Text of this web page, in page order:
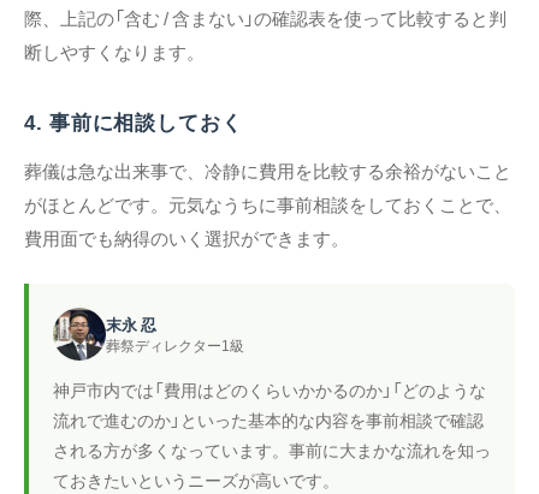
際、上記の「含む / 含まない」の確認表を使って比較すると判
断しやすくなります。
4. 事前に相談しておく
葬儀は急な出来事で、冷静に費用を比較する余裕がないこと
がほとんどです。元気なうちに事前相談をしておくことで、
費用面でも納得のいく選択ができます。
末永 忍
葬祭ディレクター1級
神戸市内では「費用はどのくらいかかるのか」「どのような
流れで進むのか」といった基本的な内容を事前相談で確認
される方が多くなっています。事前に大まかな流れを知っ
ておきたいというニーズが高いです。